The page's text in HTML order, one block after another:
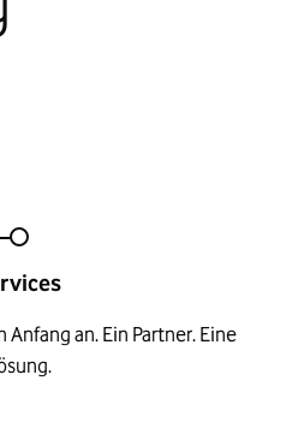
an. Ein Partner. Eine